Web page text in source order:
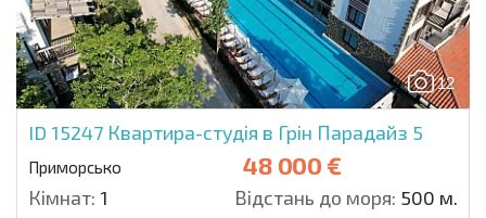
12
ID 15247 Квартира-студія в Грін Парадайз 5
Приморсько 48 000 €
Кімнат: 1 Відстань до моря: 500 м.